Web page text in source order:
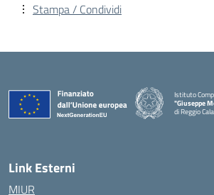
Stampa / Condividi
Istituto
"Giuseppe
di Reggio
— Visita la
Link Esterni
MIUR